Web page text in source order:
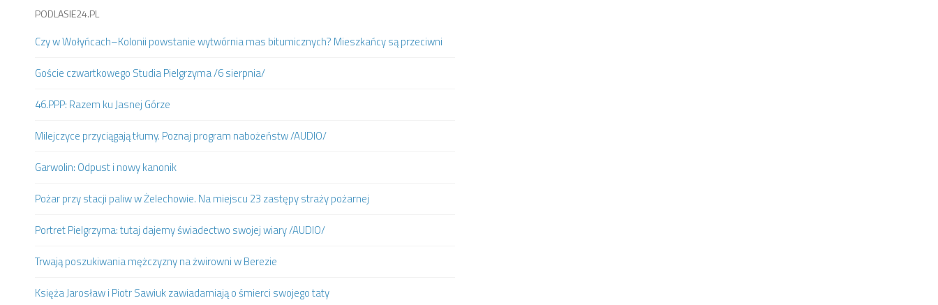
PODLASIE24.PL
Czy w Wołyńcach–Kolonii powstanie wytwórnia mas bitumicznych? Mieszkańcy są przeciwni
Goście czwartkowego Studia Pielgrzyma /6 sierpnia/
46.PPP: Razem ku Jasnej Górze
Milejczyce przyciągają tłumy. Poznaj program nabożeństw /AUDIO/
Garwolin: Odpust i nowy kanonik
Pożar przy stacji paliw w Żelechowie. Na miejscu 23 zastępy straży pożarnej
Portret Pielgrzyma: tutaj dajemy świadectwo swojej wiary /AUDIO/
Trwają poszukiwania mężczyzny na żwirowni w Berezie
Księża Jarosław i Piotr Sawiuk zawiadamiają o śmierci swojego taty